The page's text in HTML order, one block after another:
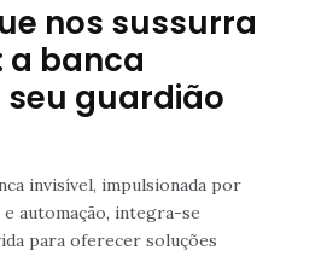
nos sussurra
a banca
seu guardião
invisível, impulsionada por
automação, integra-se
para oferecer soluções